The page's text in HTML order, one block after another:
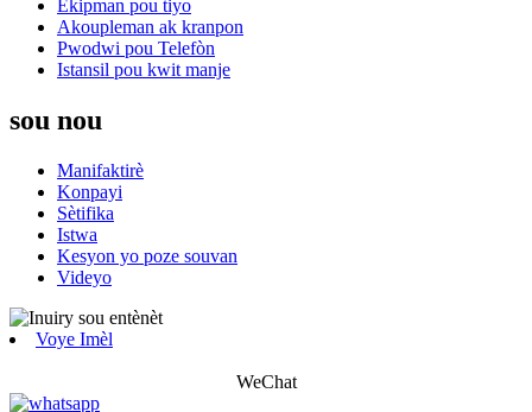
Ekipman pou tiyo
Akoupleman ak kranpon
Pwodwi pou Telefòn
Istansil pou kwit manje
sou nou
Manifaktirè
Konpayi
Sètifika
Istwa
Kesyon yo poze souvan
Videyo
Voye Imèl
WeChat